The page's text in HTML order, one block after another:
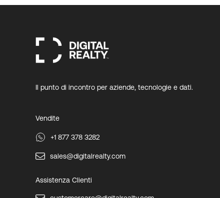
Il punto di incontro per aziende, tecnologie e dati.
Vendite
+1 877 378 3282
sales@digitalrealty.com
Assistenza Clienti